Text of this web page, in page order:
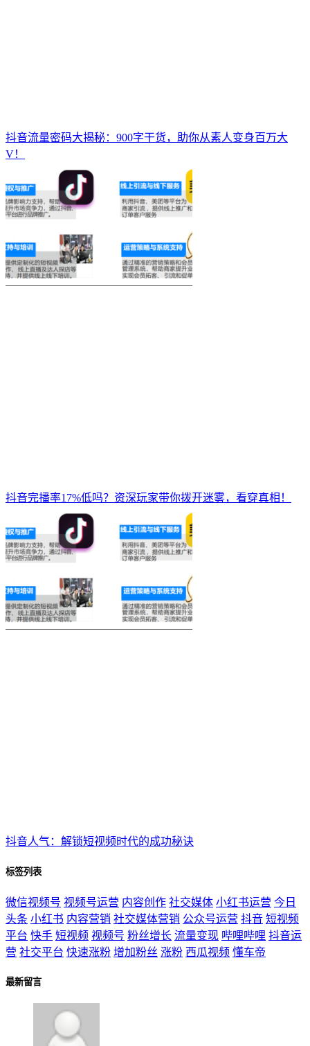
抖音流量密码大揭秘：900字干货，助你从素人变身百万大
V！
抖音完播率17%低吗？资深玩家带你拨开迷雾，看穿真相！
抖音人气：解锁短视频时代的成功秘诀
标签列表
微信视频号 视频号运营 内容创作 社交媒体 小红书运营 今日
头条 小红书 内容营销 社交媒体营销 公众号运营 抖音 短视频
平台 快手 短视频 视频号 粉丝增长 流量变现 哔哩哔哩 抖音运
营 社交平台 快速涨粉 增加粉丝 涨粉 西瓜视频 懂车帝
最新留言